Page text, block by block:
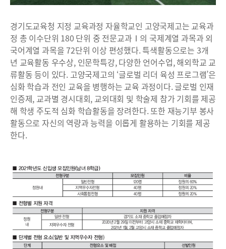
경기도교육청 지정 교육과정 자율학교인 고양국제고는 교육과
정 총 이수단위 180 단위 중 전문교과Ⅰ의 국제계열 과목과 외
국어계열 과목을 72단위 이상 편성했다. 특색활동으로는 3개
년 교육활동 우수상, 인문학특강, 다양한 언어수업, 해외학교 교
류활동 등이 있다. 고양국제고의 ‘글로벌 리더 육성 프로그램’은
심화 학습과 전인 교육을 병행하는 교육 과정이다. 글로벌 인재
인증제, 교과별 경시대회, 교외대회 및 학술제 참가 기회를 제공
해 학생 주도적 심화 학습활동을 장려한다. 또한 재능기부 봉사
활동으로 자신의 역량과 능력을 이롭게 활용하는 기회를 제공
한다.